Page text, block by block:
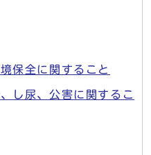
保全に関すること
し尿、公害に関するこ